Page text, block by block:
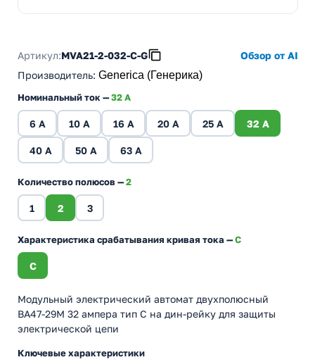
Артикул:MVA21-2-032-C-G
Обзор от AI
Производитель: Generica (Генерика)
Номинальный ток —32 A
6 A 10 A 16 A 20 A 25 A 32 A
40 A 50 A 63 A
Количество полюсов —2
1 2 3
Характеристика срабатывания кривая тока —C
C
Модульный электрический автомат двухполюсный
ВА47-29М 32 ампера тип С на дин-рейку для защиты
электрической цепи
Ключевые характеристики